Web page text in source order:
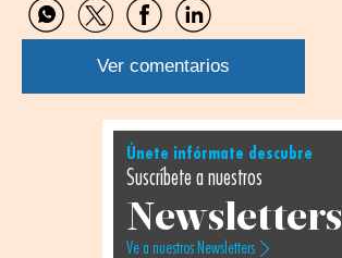
Compartir
por
WhatsApp
Compartir
por
Twitter
Compartir
por
Facebook
Compartir
por
Linkedin
Ver comentarios
Únete infórmate descubre
Suscríbete a nuestros
Newsletters
Ve a nuestros Newsletters